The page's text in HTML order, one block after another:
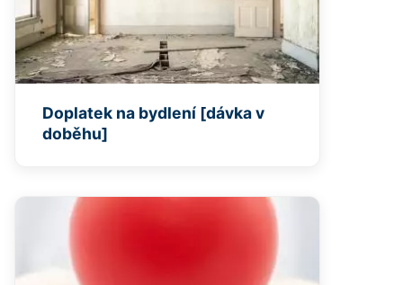
Doplatek na bydlení [dávka v
doběhu]